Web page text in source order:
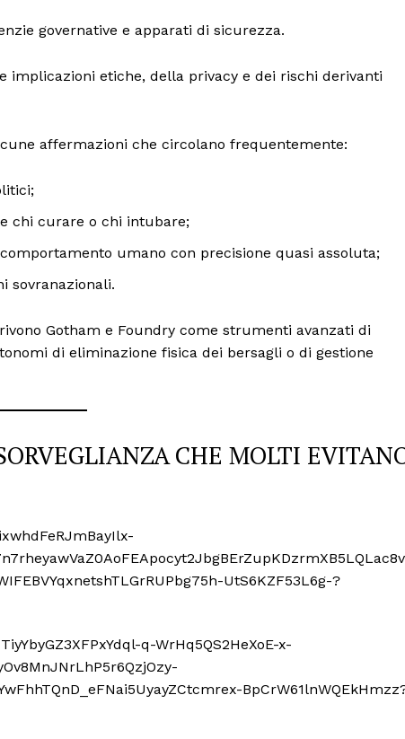
governative e apparati di sicurezza.
etiche, della privacy e dei rischi derivanti
affermazioni che circolano frequentemente:
chi curare o chi intubare;
umano con precisione quasi assoluta;
sovranazionali.
Gotham e Foundry come strumenti avanzati di
di eliminazione fisica dei bersagli o di gestione
CHE MOLTI